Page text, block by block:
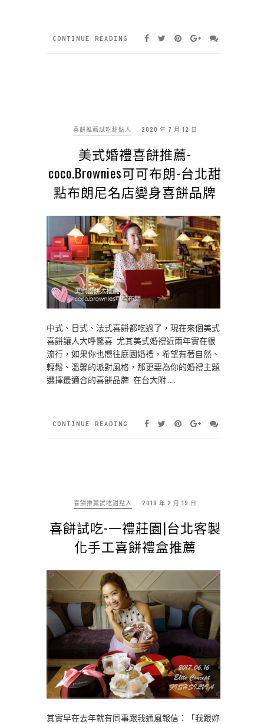
CONTINUE READING
喜餅推薦試吃甜點人 2020 年 7 月 12 日
美式婚禮喜餅推薦-
coco.Brownies可可布朗-台北甜
點布朗尼名店變身喜餅品牌
中式、日式、法式喜餅都吃過了，現在來個美式
喜餅讓人大呼驚喜 尤其美式婚禮近兩年實在很
流行，如果你也嚮往庭園婚禮，希望有著自然、
輕鬆、溫馨的派對風格，那更要為你的婚禮主題
選擇最適合的喜餅品牌 在台大附……
CONTINUE READING
喜餅推薦試吃甜點人 2019 年 2 月 19 日
喜餅試吃-一禮莊園|台北客製
化手工喜餅禮盒推薦
其實早在去年就有同事跟我通風報信：「我跟妳